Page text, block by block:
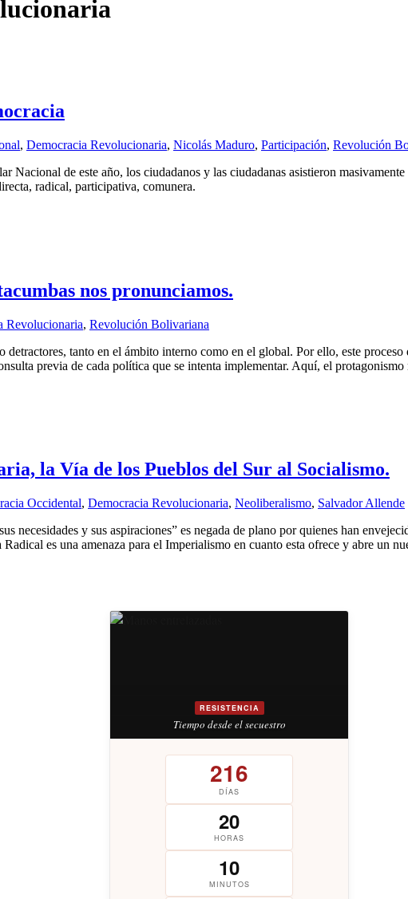
, Democracia Revolucionaria, Nicolás Maduro, Participación, Revolución
Nacional de este año, los ciudadanos y las ciudadanas asistieron
radical, participativa, comunera.
nos pronunciamos.
Revolucionaria, Revolución Bolivariana
tanto en el ámbito interno como en el global. Por ello, este
previa de cada política que se intenta implementar. Aquí, el
la Vía de los Pueblos del Sur al Socialismo.
Occidental, Democracia Revolucionaria, Neoliberalismo, Salvador Allende
necesidades y sus aspiraciones” es negada de plano por quienes han
es una amenaza para el Imperialismo en cuanto esta ofrece y abre un
RESISTENCIA
Tiempo desde el secuestro
216
DÍAS
20
HORAS
10
MINUTOS